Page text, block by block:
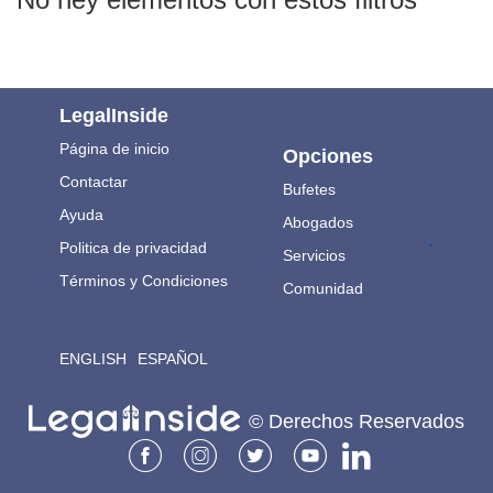
LegalInside
Página de inicio
Contactar
Ayuda
Politica de privacidad
Términos y Condiciones
ENGLISH ESPAÑOL
Opciones
Bufetes
Abogados
Servicios
Comunidad
.
© Derechos Reservados